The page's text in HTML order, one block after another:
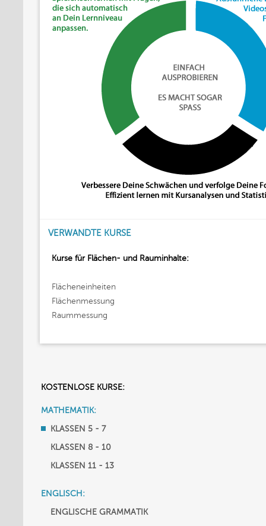
VERWANDTE KURSE
Kurse für Flächen- und Rauminhalte:
Flächeneinheiten
Flächenmessung
Raummessung
KOSTENLOSE KURSE:
MATHEMATIK:
KLASSEN 5 - 7
KLASSEN 8 - 10
KLASSEN 11 - 13
ENGLISCH:
ENGLISCHE GRAMMATIK